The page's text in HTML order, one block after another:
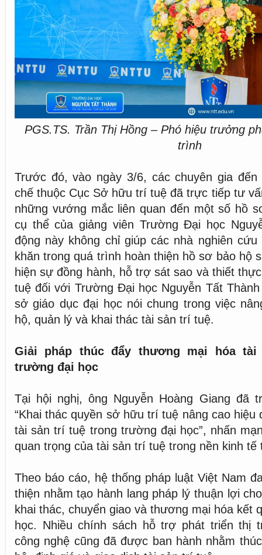
PGS.TS. Trần Thị Hồng – Phó hiệu trưởng
trình
Trước đó, vào ngày 3/6, các chuyên gia
chế thuộc Cục Sở hữu trí tuệ đã trực tiếp tư
những vướng mắc liên quan đến một số hồ
cụ thể của giảng viên Trường Đại học
động này không chỉ giúp các nhà nghiên
khăn trong quá trình hoàn thiện hồ sơ bảo hộ
hiện sự đồng hành, hỗ trợ sát sao và thiết
tuệ đối với Trường Đại học Nguyễn Tất
sở giáo dục đại học nói chung trong việc
hộ, quản lý và khai thác tài sản trí tuệ.
Giải pháp thúc đẩy thương mại hóa
trường đại học
Tại hội nghị, ông Nguyễn Hoàng Giang đã
“Khai thác quyền sở hữu trí tuệ nâng cao hiệu
tài sản trí tuệ trong trường đại học”, nhấn
quan trọng của tài sản trí tuệ trong nền kinh tế
Theo báo cáo, hệ thống pháp luật Việt Nam
thiện nhằm tạo hành lang pháp lý thuận lợi
khai thác, chuyển giao và thương mại hóa kết
học. Nhiều chính sách hỗ trợ phát triển thị
công nghệ cũng đã được ban hành nhằm